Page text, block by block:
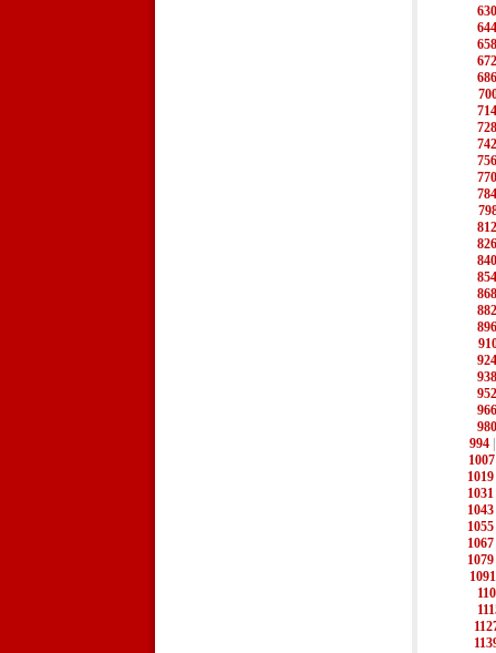
630
644
658
672
686
714
728
742
756
770
784
812
826
840
854
868
882
896
924
938
952
966
980
994
1007
1019
1031
1043
1055
1067
1079
1091